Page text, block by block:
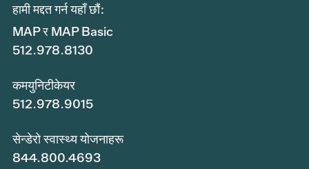
हामी मद्दत गर्न यहाँ छौं:
MAP र MAP Basic
512.978.8130
कमयुनिटीकेयर
512.978.9015
सेन्डेरो स्वास्थ्य योजनाहरू
844.800.4693